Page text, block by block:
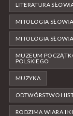
LITERATURA
MITOLOGIA
MITOLOGIA
MUZEUM
POLSKIEGO
MUZYKA
ODTWÓRSTWO
RODZIMA WIARA I